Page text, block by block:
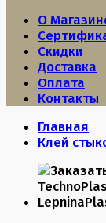
О
Скидки
Доставка
Оплата
Контакты
Главная
Клей